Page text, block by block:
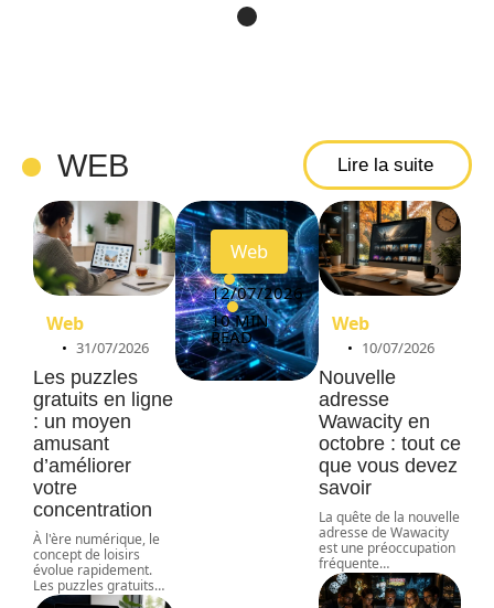
WEB Lire la suite
Web
31/07/2026
Les puzzles
gratuits en ligne
: un moyen
amusant
d’améliorer
votre
concentration
À l'ère numérique, le
concept de loisirs
évolue rapidement.
Les puzzles gratuits…
pour
Web
12/07/2026
10 MIN
READ
Web
10/07/2026
Nouvelle
adresse
Wawacity en
octobre : tout ce
que vous devez
savoir
La quête de la nouvelle
adresse de Wawacity
est une préoccupation
fréquente…